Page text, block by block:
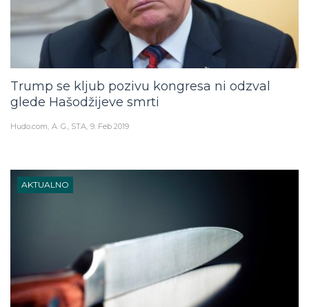
Trump se kljub pozivu kongresa ni odzval
glede Hašodžijeve smrti
Hudo.com A. G., STA 9. Feb 2019
AKTUALNO